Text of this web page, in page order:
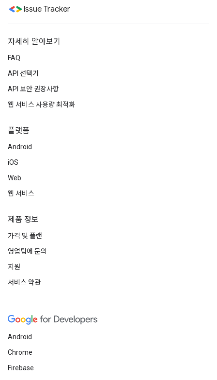
Issue Tracker
자세히 알아보기
FAQ
API 선택기
API 보안 권장사항
웹 서비스 사용량 최적화
플랫폼
Android
iOS
Web
웹 서비스
제품 정보
가격 및 플랜
영업팀에 문의
지원
서비스 약관
Android
Chrome
Firebase